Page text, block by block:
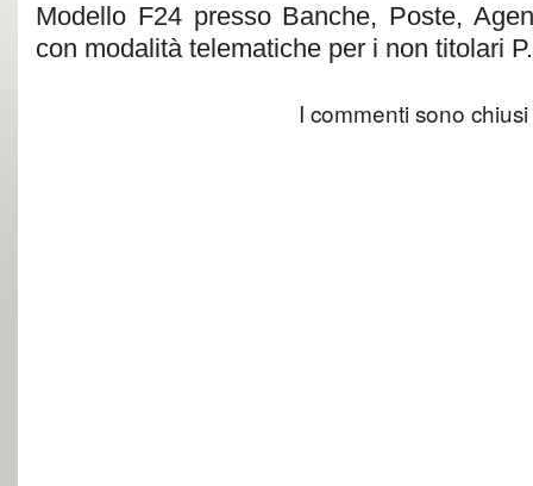
Modello F24 presso Banche, Poste,
con modalità telematiche per i non titolari
I commenti sono chiusi